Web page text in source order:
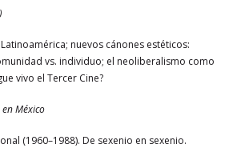
nuevos cánones estéticos:
vs. individuo; el neoliberalismo como
vivo el Tercer Cine?
México
(1960–1988). De sexenio en sexenio.